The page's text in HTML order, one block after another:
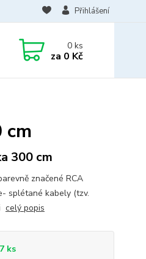
Přihlášení
0ks
za 0 Kč
cm
300 cm
značené RCA
splétané kabely (tzv.
celý popis
ks